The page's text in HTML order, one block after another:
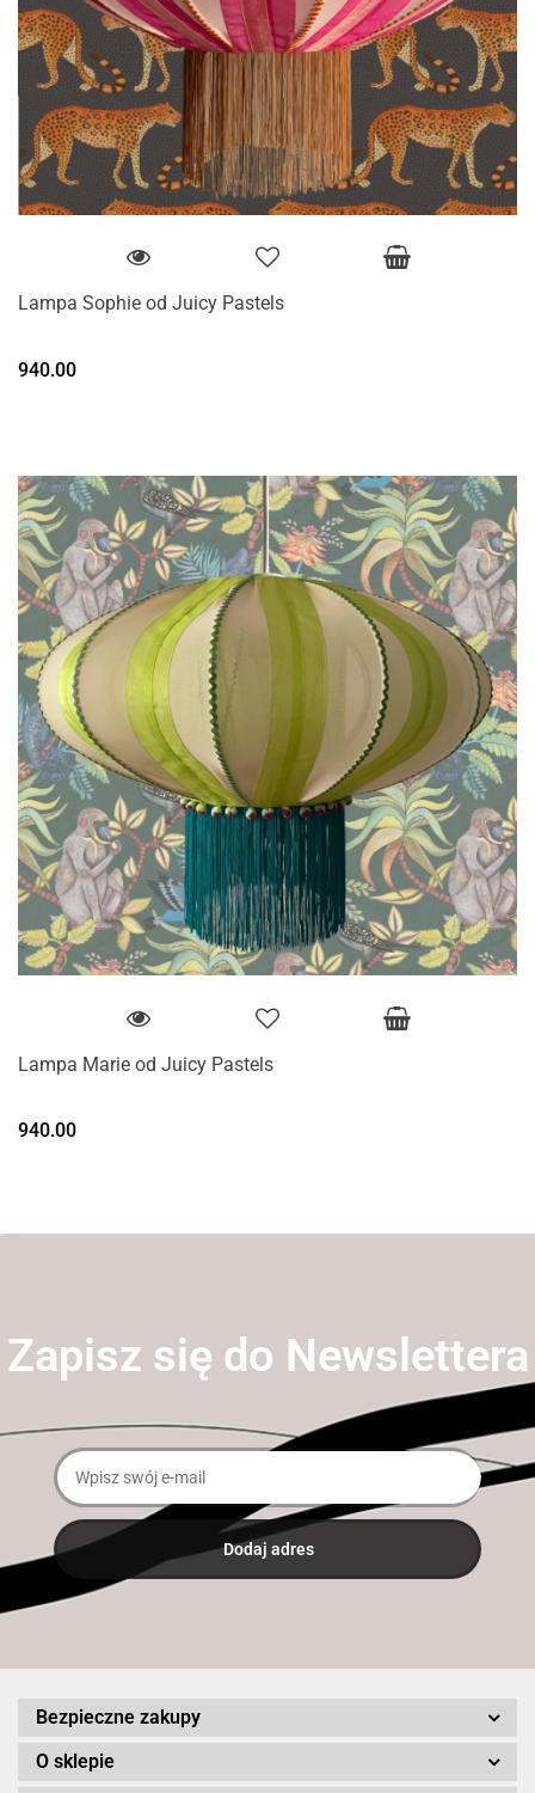
Lampa Sophie od Juicy Pastels
940.00
Lampa Marie od Juicy Pastels
940.00
Zapisz się do Newslettera
Bezpieczne zakupy
O sklepie